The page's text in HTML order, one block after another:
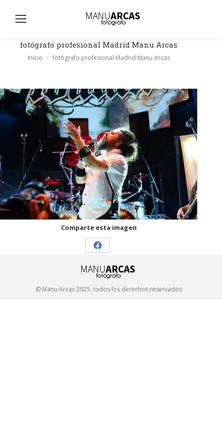
fotógrafo profesional Madrid Manu Arcas
Estás aquí:
Inicio fotógrafo profesional Madrid Manu Arcas
Comparte esta imagen
Share
on
Facebook
© Manu Arcas 2025. todos los derechos reservados